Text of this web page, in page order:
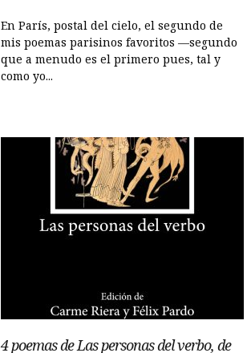
En París, postal del cielo, el segundo de
mis poemas parisinos favoritos —segundo
que a menudo es el primero pues, tal y
como yo...
4 poemas de Las personas del verbo, de